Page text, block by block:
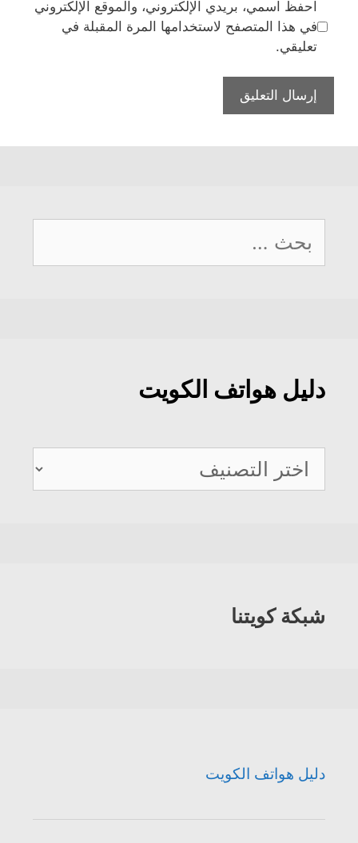
احفظ اسمي، بريدي الإلكتروني، والموقع الإلكتروني
في هذا المتصفح لاستخدامها المرة المقبلة في
تعليقي.
البحث
عن:
دليل هواتف الكويت
دليل
هواتف
شبكة كويتنا
دليل هواتف الكويت